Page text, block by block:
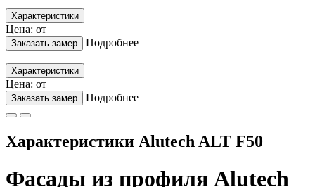
Характеристики
Цена: от
Заказать замер Подробнее
Характеристики
Цена: от
Заказать замер Подробнее
Характеристики Alutech ALT F50
Фасады из профиля Alutech